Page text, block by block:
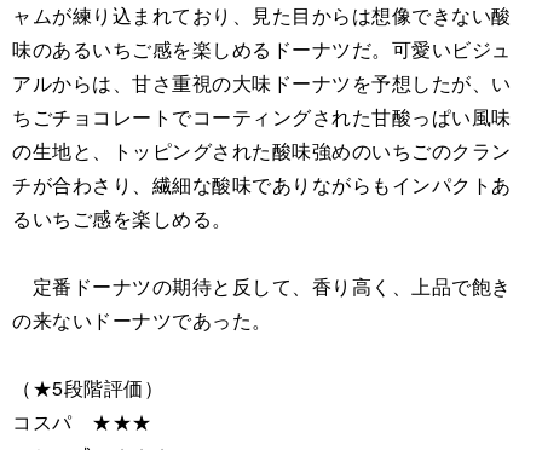
ャムが練り込まれており、見た目からは想像できない酸
味のあるいちご感を楽しめるドーナツだ。可愛いビジュ
アルからは、甘さ重視の大味ドーナツを予想したが、い
ちごチョコレートでコーティングされた甘酸っぱい風味
の生地と、トッピングされた酸味強めのいちごのクラン
チが合わさり、繊細な酸味でありながらもインパクトあ
るいちご感を楽しめる。
定番ドーナツの期待と反して、香り高く、上品で飽き
の来ないドーナツであった。
（★5段階評価）
コスパ ★★★